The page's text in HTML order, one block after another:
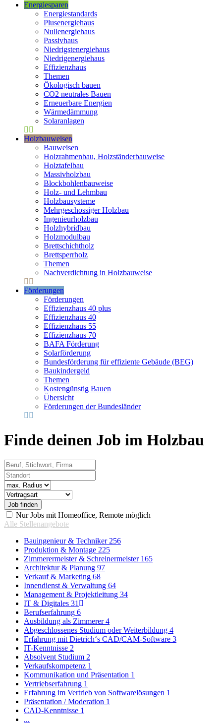
Energiesparen
Energiestandards
Plusenergiehaus
Nullenergiehaus
Passivhaus
Niedrigstenergiehaus
Niedrigenergiehaus
Effizienzhaus
Themen
Ökologisch bauen
CO2 neutrales Bauen
Erneuerbare Energien
Wärmedämmung
Solaranlagen
Holzbauweisen
Bauweisen
Holzrahmenbau, Holzständerbauweise
Holztafelbau
Massivholzbau
Blockbohlenbauweise
Holz- und Lehmbau
Holzbausysteme
Mehrgeschossiger Holzbau
Ingenieurholzbau
Holzhybridbau
Holzmodulbau
Brettschichtholz
Brettsperrholz
Themen
Nachverdichtung in Holzbauweise
Förderungen
Förderungen
Effizienzhaus 40 plus
Effizienzhaus 40
Effizienzhaus 55
Effizienzhaus 70
BAFA Förderung
Solarförderung
Bundesförderung für effiziente Gebäude (BEG)
Baukindergeld
Themen
Kostengünstig Bauen
Übersicht
Förderungen der Bundesländer
Finde deinen Job im Holzbau
Beruf, Stichwort, Firma
Standort
Radius
Vertragsart
Nur Jobs mit Homeoffice, Remote möglich
Alle Stellenangebote
Bauingenieur & Techniker 256
Produktion & Montage 225
Zimmerermeister & Schreinermeister 165
Architektur & Planung 97
Verkauf & Marketing 68
Innendienst & Verwaltung 64
Management & Projektleitung 34
IT & Digitales 31
Berufserfahrung 6
Ausbildung als Zimmerer4
Abgeschlossenes Studium oder Weiterbildung 4
Erfahrung mit Dietrich‘s CAD/CAM-Software 3
IT-Kenntnisse 2
Absolvent Studium 2
Verkaufskompetenz 1
Kommunikation und Präsentation 1
Vertriebserfahrung 1
Erfahrung im Vertrieb von Softwarelösungen 1
Präsentation / Moderation 1
CAD-Kenntnisse 1
...